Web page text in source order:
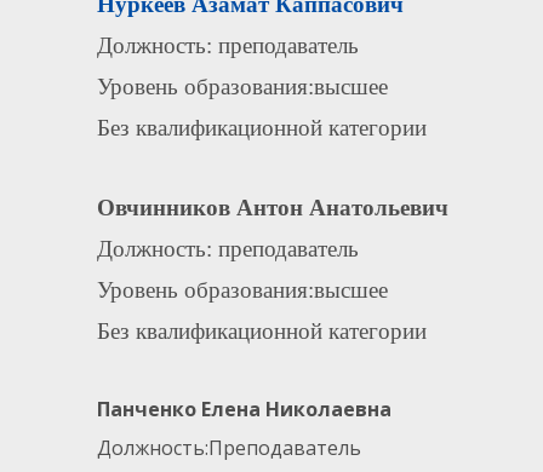
Должность: преподаватель
Уровень образования:высшее
Без квалификационной категории
Овчинников Антон Анатольевич
Должность: преподаватель
Уровень образования:высшее
Без квалификационной категории
Панченко Елена Николаевна
Должность:Преподаватель